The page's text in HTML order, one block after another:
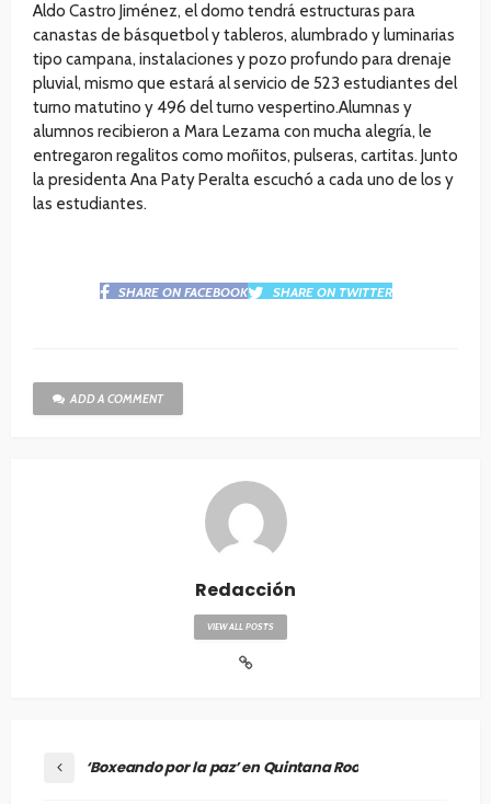
Aldo Castro Jiménez, el domo tendrá estructuras para
canastas de básquetbol y tableros, alumbrado y luminarias
tipo campana, instalaciones y pozo profundo para drenaje
pluvial, mismo que estará al servicio de 523 estudiantes del
turno matutino y 496 del turno vespertino.Alumnas y
alumnos recibieron a Mara Lezama con mucha alegría, le
entregaron regalitos como moñitos, pulseras, cartitas. Junto
la presidenta Ana Paty Peralta escuchó a cada uno de los y
las estudiantes.
SHARE ON FACEBOOK SHARE ON TWITTER
ADD A COMMENT
Redacción
VIEW ALL POSTS
‘Boxeando por la paz’ en Quintana Roo